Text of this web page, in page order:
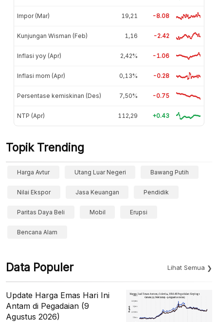
Impor (Mar) 19,21 -8.08
Kunjungan Wisman (Feb) 1,16 -2.42
Inflasi yoy (Apr) 2,42% -1.06
Inflasi mom (Apr) 0,13% -0.28
Persentase kemiskinan (Des) 7,50% -0.75
NTP (Apr) 112,29 +0.43
Topik Trending
Harga Avtur Utang Luar Negeri Bawang Putih
Nilai Ekspor Jasa Keuangan Pendidik
Paritas Daya Beli Mobil Erupsi
Bencana Alam
Data Populer Lihat Semua
Update Harga Emas Hari Ini
Antam di Pegadaian (9
Agustus 2026)